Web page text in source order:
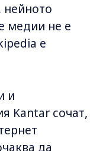
нейното
медии не е
е
и
Kantar сочат,
да